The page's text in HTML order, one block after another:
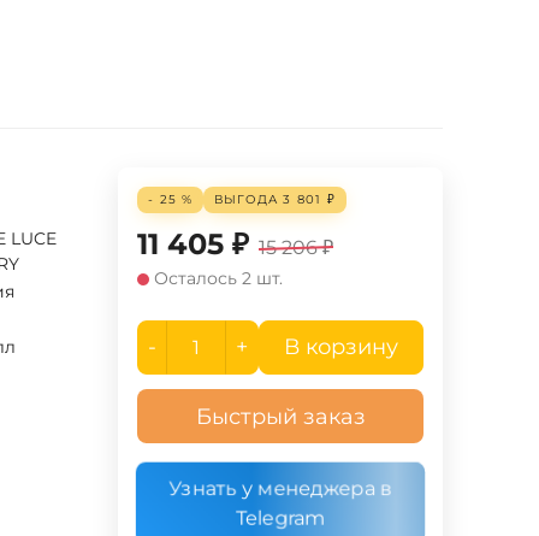
LUCE
- 25 % ВЫГОДА3 801 ₽
11 405 ₽ 15 206 ₽
Осталось 2 шт.
- + В корзину
Быстрый заказ
Узнать у менеджера в
Telegram